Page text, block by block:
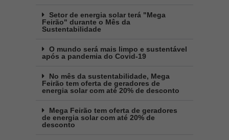
Setor de energia solar terá "Mega
Feirão" durante o Mês da
Sustentabilidade
O mundo será mais limpo e sustentável
após a pandemia do Covid-19
No mês da sustentabilidade, Mega
Feirão tem oferta de geradores de
energia solar com até 20% de desconto
Mega Feirão tem oferta de geradores
de energia solar com até 20% de
desconto